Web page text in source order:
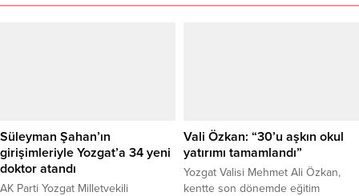
Süleyman Şahan’ın
girişimleriyle Yozgat’a 34 yeni
doktor atandı
AK Parti Yozgat Milletvekili
Vali Özkan: “30’u aşkın okul
yatırımı tamamlandı”
Yozgat Valisi Mehmet Ali Özkan,
kentte son dönemde eğitim